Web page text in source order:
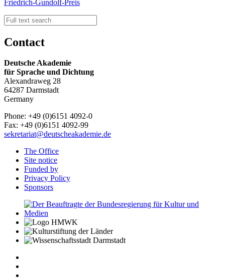
Friedrich-Gundolf-Preis
Contact
Deutsche Akademie
für Sprache und Dichtung
Alexandraweg 28
64287 Darmstadt
Germany
Phone: +49 (0)6151 4092-0
Fax: +49 (0)6151 4092-99
sekretariat@deutscheakademie.de
The Office
Site notice
Funded by
Privacy Policy
Sponsors